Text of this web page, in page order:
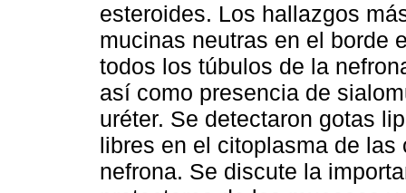
esteroides. Los hallazgos
mucinas neutras en el borde
todos los túbulos de la
así como presencia de
uréter. Se detectaron gotas
libres en el citoplasma de
nefrona. Se discute la